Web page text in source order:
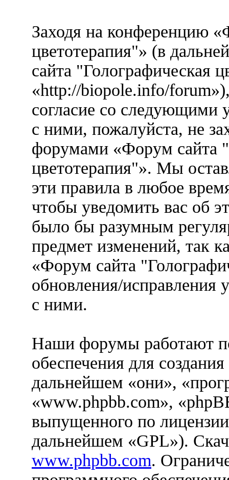
Заходя на конференцию
цветотерапия"» (в
сайта "Голографическая
«http://biopole.info/
согласие со следующими
с ними, пожалуйста, не
форумами «Форум сайта
цветотерапия"». Мы
эти правила в любое
чтобы уведомить вас об
было бы разумным
предмет изменений, так
«Форум сайта
обновления/исправления
с ними.
Наши форумы работают
обеспечения для
дальнейшем «они»,
«www.phpbb.com»,
выпущенного по
дальнейшем «GPL»).
www.phpbb.com.